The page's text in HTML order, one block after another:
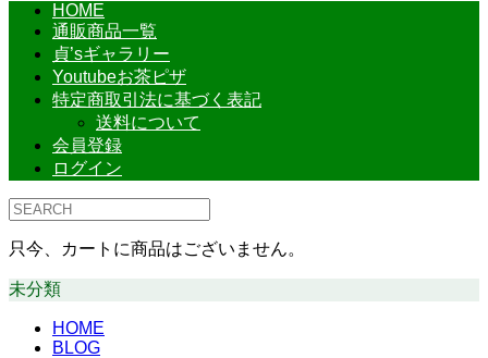
HOME
通販商品一覧
貞’sギャラリー
Youtubeお茶ピザ
特定商取引法に基づく表記
送料について
会員登録
ログイン
只今、カートに商品はございません。
未分類
HOME
BLOG